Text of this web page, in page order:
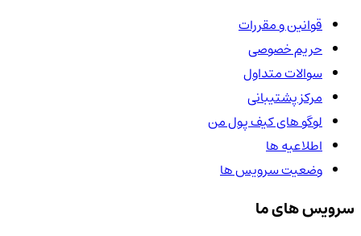
قوانین و مقررات
حریم خصوصی
سوالات متداول
مرکز پشتیبانی
لوگو های کیف پول من
اطلاعیه ها
وضعیت سرویس ها
سرویس های ما